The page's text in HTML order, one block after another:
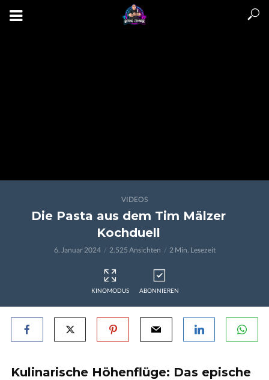
VIDEOS
Die Pasta aus dem Tim Mälzer
Kochduell
6. Januar 2024 2.525 Ansichten 2 Min. Lesezeit
KINOMODUS ABONNIEREN
Kulinarische Höhenflüge: Das epische